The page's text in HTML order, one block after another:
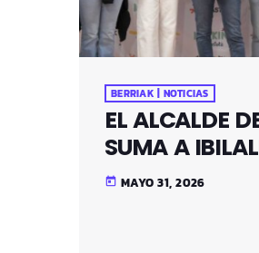
BERRIAK | NOTICIAS
EL ALCALDE
SUMA A
today MAYO 31, 2026